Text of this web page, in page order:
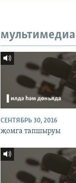
мультимедиа
СЕНТЯБРЬ 30, 2016
җомга тапшыруы